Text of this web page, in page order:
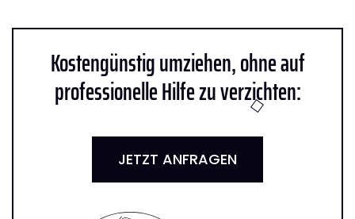
Kostengünstig umziehen, ohne auf
professionelle Hilfe zu verzichten:
JETZT ANFRAGEN